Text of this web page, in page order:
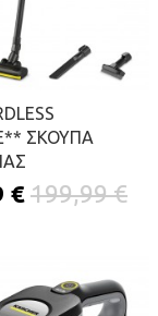
ΣΚΟΥΠΑ
199,99 €
€
ΣΤΟ ΚΑΛΆΘΙ